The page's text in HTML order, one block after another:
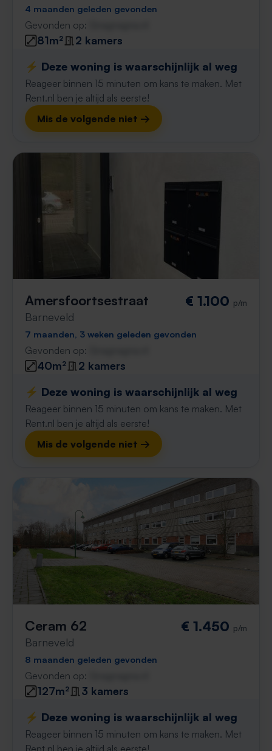
4 maanden geleden gevonden
Gevonden op:
81m²
2 kamers
⚡️ Deze woning is waarschijnlijk al weg
Reageer binnen 15 minuten om kans te maken. Met
Rent.nl ben je altijd als eerste!
Mis de volgende niet →
Amersfoortsestraat
Barneveld
€ 1.100 p/m
7 maanden, 3 weken geleden gevonden
Gevonden op:
40m²
2 kamers
⚡️ Deze woning is waarschijnlijk al weg
Reageer binnen 15 minuten om kans te maken. Met
Rent.nl ben je altijd als eerste!
Mis de volgende niet →
Ceram 62
Barneveld
€ 1.450 p/m
8 maanden geleden gevonden
Gevonden op:
127m²
3 kamers
⚡️ Deze woning is waarschijnlijk al weg
Reageer binnen 15 minuten om kans te maken. Met
Rent.nl ben je altijd als eerste!